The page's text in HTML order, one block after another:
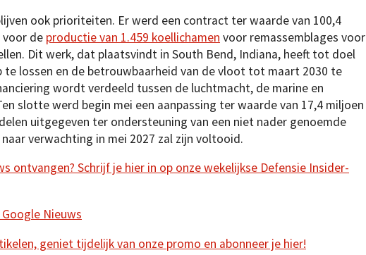
ook prioriteiten. Er werd een contract ter waarde van 100,4
de productie van 1.459 koellichamen voor remassemblages voor
Dit werk, dat plaatsvindt in South Bend, Indiana, heeft tot doel
te lossen en de betrouwbaarheid van de vloot tot maart 2030 te
wordt verdeeld tussen de luchtmacht, de marine en
slotte werd begin mei een aanpassing ter waarde van 17,4 miljoen
uitgegeven ter ondersteuning van een niet nader genoemde
verwachting in mei 2027 zal zijn voltooid.
ontvangen? Schrijf je hier in op onze wekelijkse Defensie Insider-
Nieuws
geniet tijdelijk van onze promo en abonneer je hier!